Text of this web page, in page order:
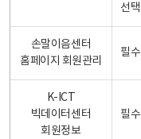
선택
손말이음센터
홈페이지 회원관리
필수
K-ICT
빅데이터센터
회원정보
필수